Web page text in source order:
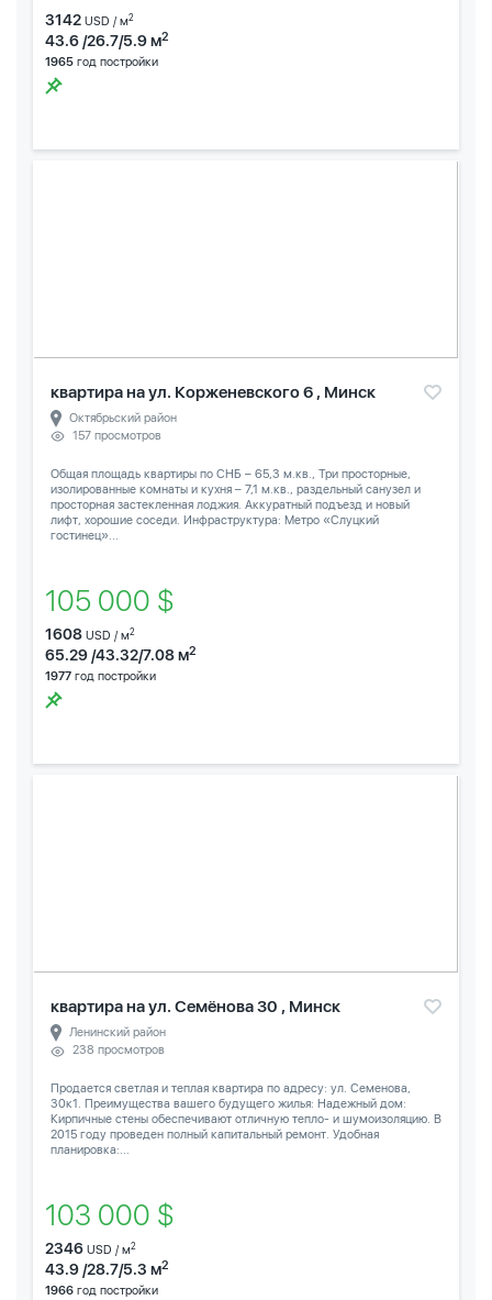
3142 USD / м2
43.6 /26.7/5.9 м2
1965 год постройки
квартира на ул. Корженевского 6 , Минск
Октябрьский район
157 просмотров
Общая площадь квартиры по СНБ – 65,3 м.кв., Три просторные,
изолированные комнаты и кухня – 7,1 м.кв., раздельный санузел и
просторная застекленная лоджия. Аккуратный подъезд и новый
лифт, хорошие соседи. Инфраструктура: Метро «Слуцкий
гостинец»...
105 000 $
1608 USD / м2
65.29 /43.32/7.08 м2
1977 год постройки
квартира на ул. Семёнова 30 , Минск
Ленинский район
238 просмотров
Продается светлая и теплая квартира по адресу: ул. Семенова,
30к1. Преимущества вашего будущего жилья: Надежный дом:
Кирпичные стены обеспечивают отличную тепло- и шумоизоляцию. В
2015 году проведен полный капитальный ремонт. Удобная
планировка:...
103 000 $
2346 USD / м2
43.9 /28.7/5.3 м2
1966 год постройки